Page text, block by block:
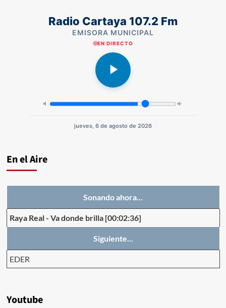
Radio Cartaya 107.2 Fm
EMISORA MUNICIPAL
EN DIRECTO
jueves, 6 de agosto de 2026
En el Aire
Sonando ahora...
Raya Real- Va donde brilla [00:02:36]
Siguiente...
EDER
Youtube